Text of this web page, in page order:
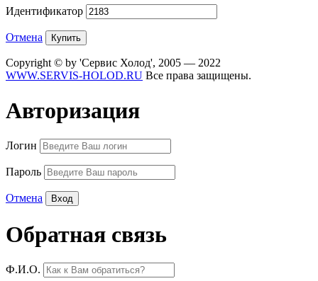
Идентификатор
Отмена
Copyright © by 'Сервис Холод', 2005 — 2022
WWW.SERVIS-HOLOD.RU Все права защищены.
Авторизация
Логин
Пароль
Отмена
Обратная связь
Ф.И.О.